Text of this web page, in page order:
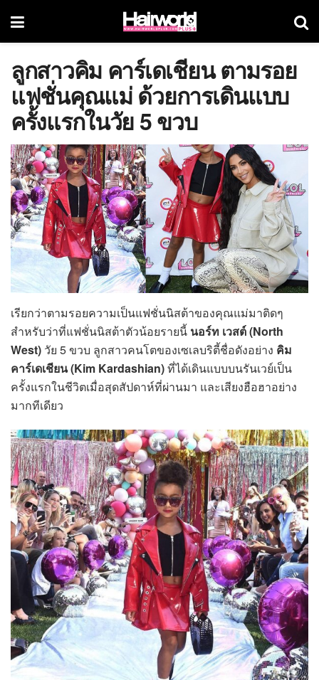
ลูกสาวคิม คาร์เดเชียน ตามรอย
แฟชั่นคุณแม่ ด้วยการเดินแบบ
ครั้งแรกในวัย 5 ขวบ
เรียกว่าตามรอยความเป็นแฟชั่นนิสต้าของคุณแม่มาติดๆ
สำหรับว่าที่แฟชั่นนิสต้าตัวน้อยรายนี้ นอร์ท เวสต์(North
West) วัย 5 ขวบ ลูกสาวคนโตของเซเลบริตี้ชื่อดังอย่าง คิม
คาร์เดเชียน(Kim Kardashian)ที่ได้เดินแบบบนรันเวย์เป็น
ครั้งแรกในชีวิตเมื่อสุดสัปดาห์ที่ผ่านมา และเสียงฮือฮาอย่าง
มากทีเดียว